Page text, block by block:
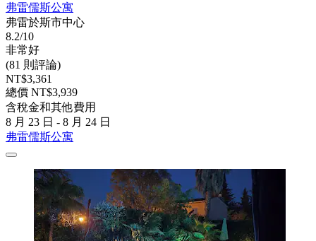
弗雷儒斯公寓
弗雷於斯市中心
8.2/10
非常好
(81 則評論)
NT$3,361
總價 NT$3,939
含稅金和其他費用
8 月 23 日 - 8 月 24 日
弗雷儒斯公寓